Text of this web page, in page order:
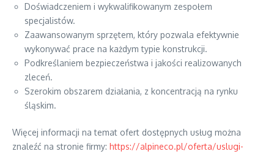
Doświadczeniem i wykwalifikowanym zespołem
specjalistów.
Zaawansowanym sprzętem, który pozwala efektywnie
wykonywać prace na każdym typie konstrukcji.
Podkreślaniem bezpieczeństwa i jakości realizowanych
zleceń.
Szerokim obszarem działania, z koncentracją na rynku
śląskim.
Więcej informacji na temat ofert dostępnych usług można
znaleźć na stronie firmy: https://alpineco.pl/oferta/uslugi-